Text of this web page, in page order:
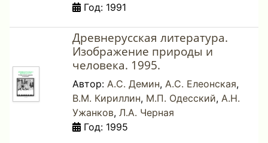
Год: 1991
Древнерусская литература.
Изображение природы и
человека. 1995.
Автор: А.С. Демин, А.С. Елеонская,
В.М. Кириллин, М.П. Одесский, А.Н.
Ужанков, Л.А. Черная
Год: 1995